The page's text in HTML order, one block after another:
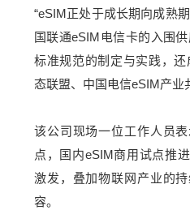
“eSIM正处于成长期向成熟
国联通eSIM电信卡的入围
标准规范的制定与实践，
态联盟、中国电信eSIM产业
该公司现场一位工作人员
点，国内eSIM商用试点推
激发，叠加物联网产业的
容。